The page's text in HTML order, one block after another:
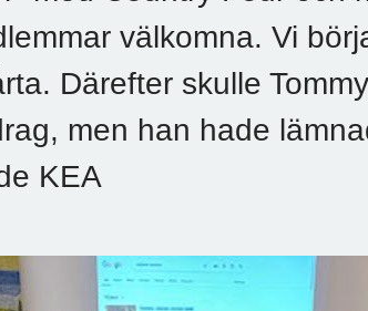
välkomna. Vi
Därefter skulle
men han hade
KEA